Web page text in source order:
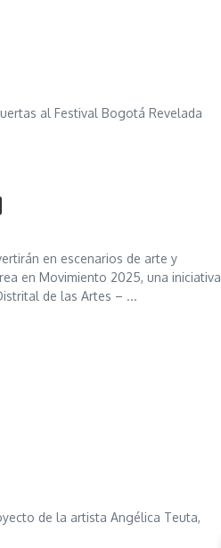
al Festival Bogotá Revelada
en escenarios de arte y
en Movimiento 2025, una iniciativa
de las Artes – ...
de la artista Angélica Teuta,